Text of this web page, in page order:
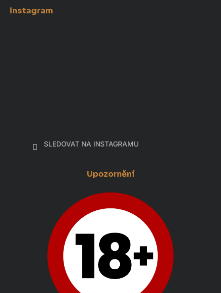
Instagram
SLEDOVAT NA INSTAGRAMU
Upozornění